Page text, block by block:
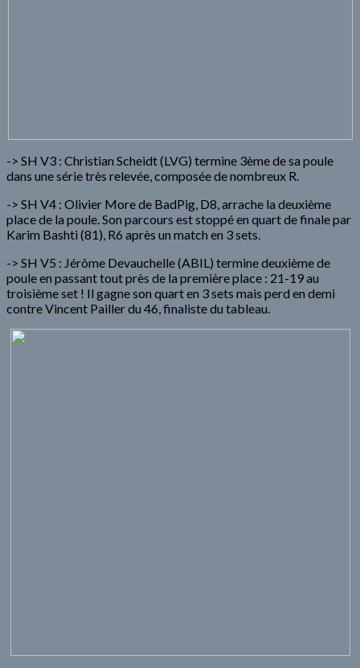
-> SH V3 : Christian Scheidt (LVG) termine 3ème de sa poule
dans une série très relevée, composée de nombreux R.
-> SH V4 : Olivier More de BadPig, D8, arrache la deuxième
place de la poule. Son parcours est stoppé en quart de finale par
Karim Bashti (81), R6 après un match en 3 sets.
-> SH V5 : Jérôme Devauchelle (ABIL) termine deuxième de
poule en passant tout près de la première place : 21-19 au
troisième set ! Il gagne son quart en 3 sets mais perd en demi
contre Vincent Pailler du 46, finaliste du tableau.